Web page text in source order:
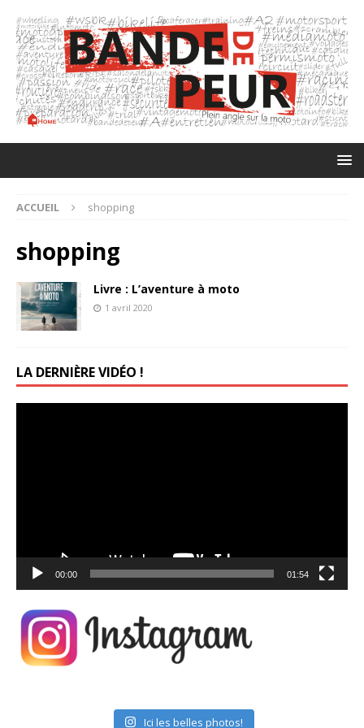
ACCUEIL shopping
shopping
Livre : L’aventure à moto
1 avril 2020
LA DERNIÈRE VIDÉO !
00:00 01:54
Ici les belles photos!